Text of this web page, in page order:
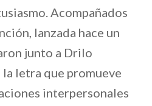
Acompañados
lanzada hace un
junto a Drilo
letra que promueve
interpersonales